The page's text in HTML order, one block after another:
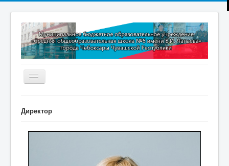
Включить/
выключить
Директор